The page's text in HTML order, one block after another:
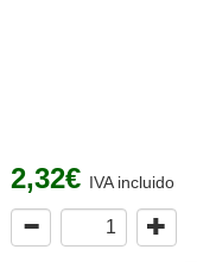
2,32€ IVA incluido